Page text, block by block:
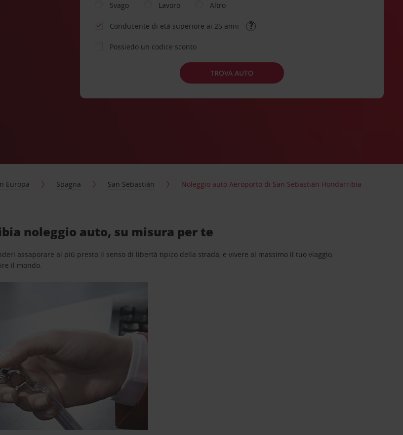
Svago
Lavoro Altro
Conducente di età superiore ai 25 anni
Possiedo un codice sconto
TROVA AUTO
Europa Spagna San Sebastián Noleggio auto Aeroporto di San Sebastián Hondarribia
noleggio auto, su misura per te
assaporare al più presto il senso di libertà tipico della strada, e vivere al massimo il tuo viaggio.
il mondo.